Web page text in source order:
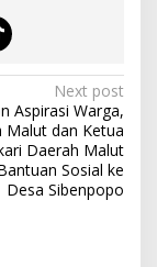
Next post
Aspirasi Warga,
Malut dan Ketua
Daerah Malut
Sosial ke
Desa Sibenpopo